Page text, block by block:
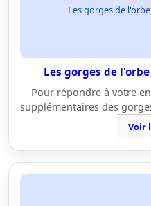
Les gorges de
Les gorges de
Pour répondre à votre
supplémentaires des
Voir